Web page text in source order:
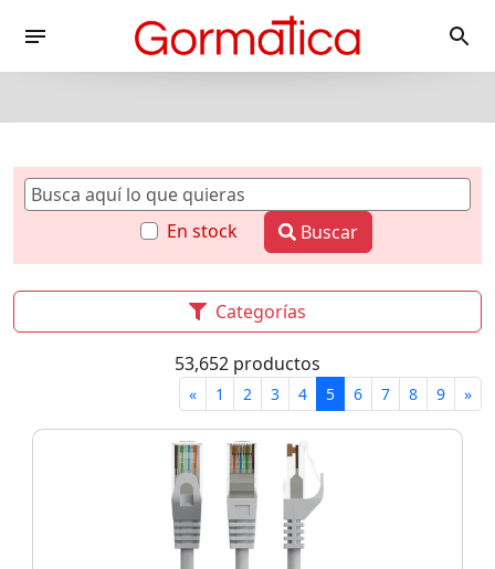
En stock Buscar
Categorías
53,652 productos
« 1 2 3 4 5 6 7 8 9 »